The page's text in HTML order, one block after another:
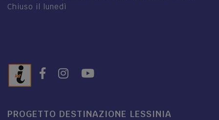
Chiuso il lunedì
PROGETTO DESTINAZIONE LESSINIA